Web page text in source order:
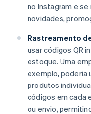
no Instagram e
novidades,
Rastreamento
usar códigos QR
estoque. Uma
exemplo, poderia
produtos
códigos em cada
ou envio,